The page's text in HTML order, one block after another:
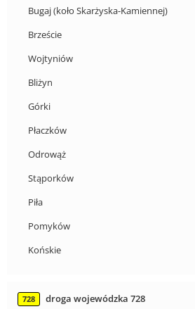
Bugaj (koło Skarżyska-Kamiennej)
Brzeście
Wojtyniów
Bliżyn
Górki
Płaczków
Odrowąż
Stąporków
Piła
Pomyków
Końskie
728
droga wojewódzka 728